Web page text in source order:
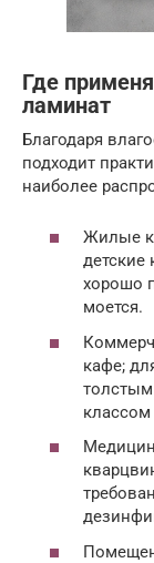
Где
ламинат
Благодаря
подходит
наиболее
Жилые
детские
хорошо
моется.
кафе;
классом